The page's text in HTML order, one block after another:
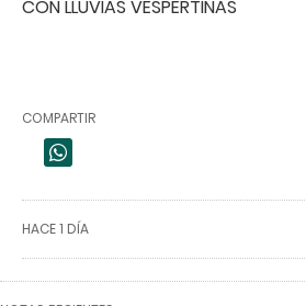
CON LLUVIAS VESPERTINAS
COMPARTIR
HACE 1 DÍA